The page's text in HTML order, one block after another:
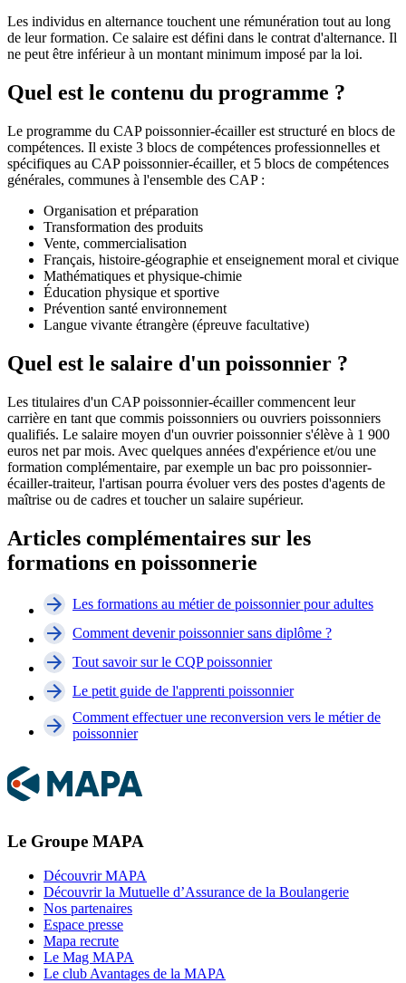
Les individus en alternance touchent une rémunération tout au long
de leur formation. Ce salaire est défini dans le contrat d'alternance. Il
ne peut être inférieur à un montant minimum imposé par la loi.
Quel est le contenu du programme ?
Le programme du CAP poissonnier-écailler est structuré en blocs de
compétences. Il existe 3 blocs de compétences professionnelles et
spécifiques au CAP poissonnier-écailler, et 5 blocs de compétences
générales, communes à l'ensemble des CAP :
Organisation et préparation
Transformation des produits
Vente, commercialisation
Français, histoire-géographie et enseignement moral et civique
Mathématiques et physique-chimie
Éducation physique et sportive
Prévention santé environnement
Langue vivante étrangère (épreuve facultative)
Quel est le salaire d'un poissonnier ?
Les titulaires d'un CAP poissonnier-écailler commencent leur
carrière en tant que commis poissonniers ou ouvriers poissonniers
qualifiés. Le salaire moyen d'un ouvrier poissonnier s'élève à 1 900
euros net par mois. Avec quelques années d'expérience et/ou une
formation complémentaire, par exemple un bac pro poissonnier-
écailler-traiteur, l'artisan pourra évoluer vers des postes d'agents de
maîtrise ou de cadres et toucher un salaire supérieur.
Articles complémentaires sur les
formations en poissonnerie
Les formations au métier de poissonnier pour adultes
Comment devenir poissonnier sans diplôme ?
Tout savoir sur le CQP poissonnier
Le petit guide de l'apprenti poissonnier
Comment effectuer une reconversion vers le métier de
poissonnier
Le Groupe MAPA
Découvrir MAPA
Découvrir la Mutuelle d’Assurance de la Boulangerie
Nos partenaires
Espace presse
Mapa recrute
Le Mag MAPA
Le club Avantages de la MAPA